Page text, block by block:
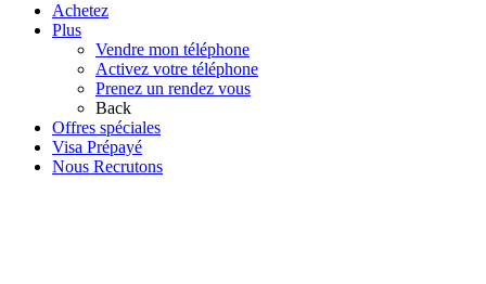
Achetez
Plus
Vendre mon téléphone
Activez votre téléphone
Prenez un rendez vous
Back
Offres spéciales
Visa Prépayé
Nous Recrutons